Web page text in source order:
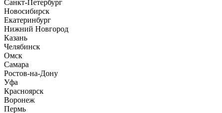
Санкт-Петербург
Новосибирск
Екатеринбург
Нижний Новгород
Казань
Челябинск
Омск
Самара
Ростов-на-Дону
Уфа
Красноярск
Воронеж
Пермь